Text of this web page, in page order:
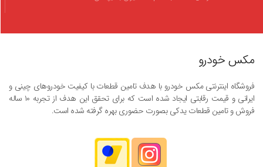
مکس خودرو
فروشگاه اینترنتی مکس خودرو با هدف تامین قطعات با کیفیت خودروهای چینی و
ایرانی و قیمت رقابتی ایجاد شده است که برای تحقق این هدف از تجربه ۱۰ ساله
فروش و تامین قطعات یدکی بصورت حضوری بهره گرفته شده است.